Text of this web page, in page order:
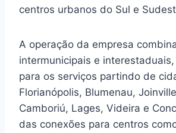
centros urbanos do Sul e
A operação da empresa
intermunicipais e
para os serviços partindo de
Florianópolis, Blumenau,
Camboriú, Lages, Videira e
das conexões para centros